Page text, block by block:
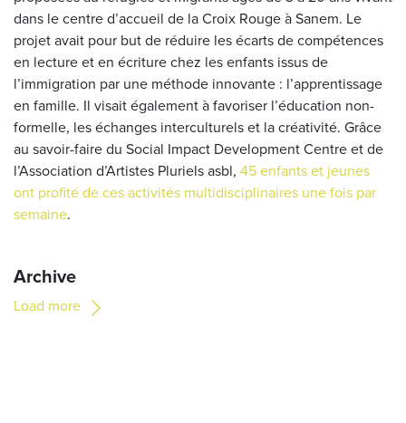
dans le centre d’accueil de la Croix Rouge à Sanem. Le
projet avait pour but de réduire les écarts de compétences
en lecture et en écriture chez les enfants issus de
l’immigration par une méthode innovante : l’apprentissage
en famille. Il visait également à favoriser l’éducation non-
formelle, les échanges interculturels et la créativité. Grâce
au savoir-faire du Social Impact Development Centre et de
l’Association d’Artistes Pluriels asbl, 45 enfants et jeunes
ont profité de ces activités multidisciplinaires une fois par
semaine.
Archive
Load more